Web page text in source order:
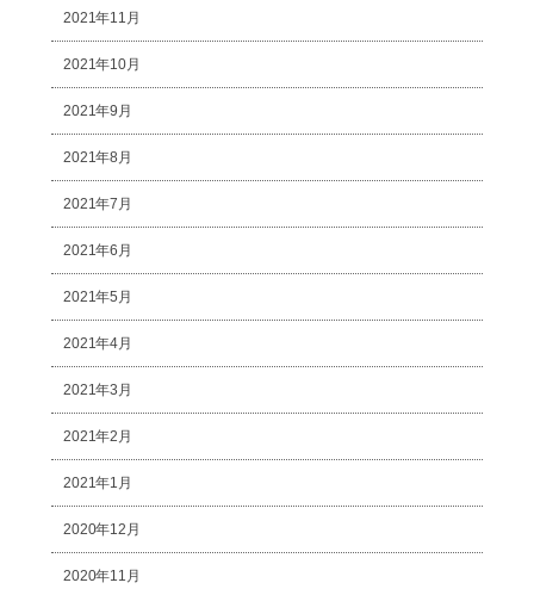
2021年11月
2021年10月
2021年9月
2021年8月
2021年7月
2021年6月
2021年5月
2021年4月
2021年3月
2021年2月
2021年1月
2020年12月
2020年11月